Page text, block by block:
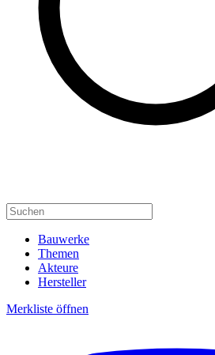
Bauwerke
Themen
Akteure
Hersteller
Merkliste öffnen